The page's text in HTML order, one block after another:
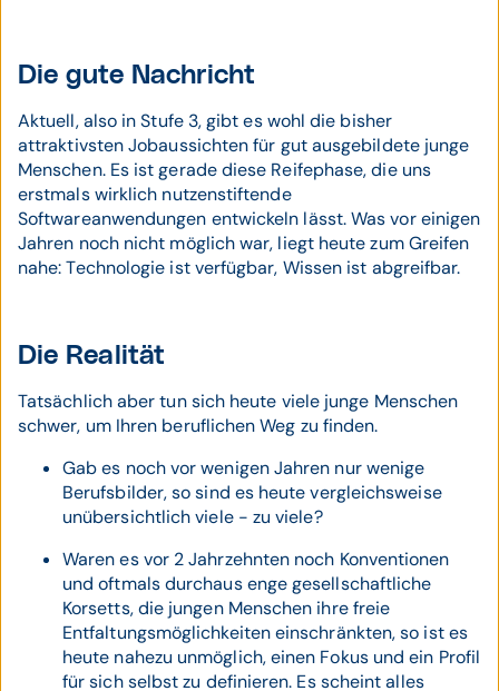
Die gute Nachricht
Aktuell, also in Stufe 3, gibt es wohl die bisher
attraktivsten Jobaussichten für gut ausgebildete junge
Menschen. Es ist gerade diese Reifephase, die uns
erstmals wirklich nutzenstiftende
Softwareanwendungen entwickeln lässt. Was vor einigen
Jahren noch nicht möglich war, liegt heute zum Greifen
nahe: Technologie ist verfügbar, Wissen ist abgreifbar.
Die Realität
Tatsächlich aber tun sich heute viele junge Menschen
schwer, um Ihren beruflichen Weg zu finden.
Gab es noch vor wenigen Jahren nur wenige
Berufsbilder, so sind es heute vergleichsweise
unübersichtlich viele - zu viele?
Waren es vor 2 Jahrzehnten noch Konventionen
und oftmals durchaus enge gesellschaftliche
Korsetts, die jungen Menschen ihre freie
Entfaltungsmöglichkeiten einschränkten, so ist es
heute nahezu unmöglich, einen Fokus und ein Profil
für sich selbst zu definieren. Es scheint alles